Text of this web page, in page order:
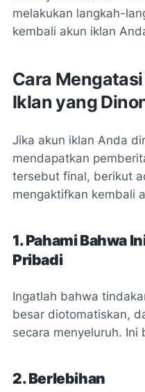
melakukan langkah-
kembali akun iklan
Cara
Iklan yang
Jika akun iklan Anda
mendapatkan
tersebut final, berikut
mengaktifkan kembali
1. Pahami Bahwa
Pribadi
Ingatlah bahwa
besar diotomatiskan,
secara menyeluruh. Ini
2. Berlebihan